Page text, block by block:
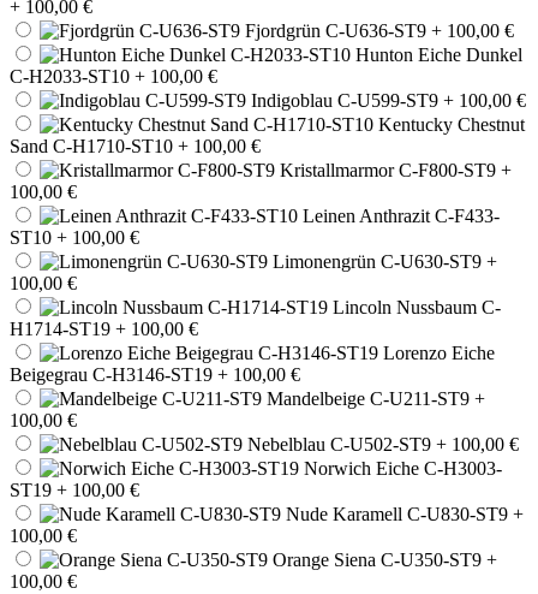
+ 100,00 €
Fjordgrün C-U636-ST9 + 100,00 €
Hunton Eiche Dunkel
C-H2033-ST10 + 100,00 €
Indigoblau C-U599-ST9 + 100,00 €
Kentucky Chestnut
Sand C-H1710-ST10 + 100,00 €
Kristallmarmor C-F800-ST9 +
100,00 €
Leinen Anthrazit C-F433-
ST10 + 100,00 €
Limonengrün C-U630-ST9 +
100,00 €
Lincoln Nussbaum C-
H1714-ST19 + 100,00 €
Lorenzo Eiche
Beigegrau C-H3146-ST19 + 100,00 €
Mandelbeige C-U211-ST9 +
100,00 €
Nebelblau C-U502-ST9 + 100,00 €
Norwich Eiche C-H3003-
ST19 + 100,00 €
Nude Karamell C-U830-ST9 +
100,00 €
Orange Siena C-U350-ST9 +
100,00 €